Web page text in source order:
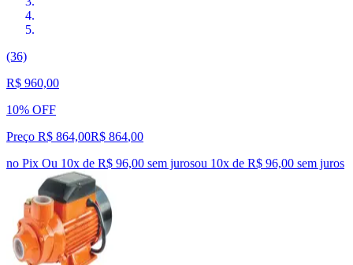
(36)
R$ 960,00
10% OFF
Preço R$ 864,00R$ 864,00
no Pix Ou 10x de R$ 96,00 sem jurosou 10x de R$ 96,00 sem juros